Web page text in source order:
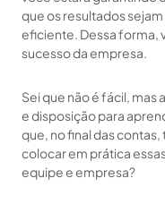
que os resultados
eficiente. Dessa forma,
sucesso da empresa.
Sei que não é fácil, mas
e disposição para
que, no final das
colocar em prática
equipe e empresa?